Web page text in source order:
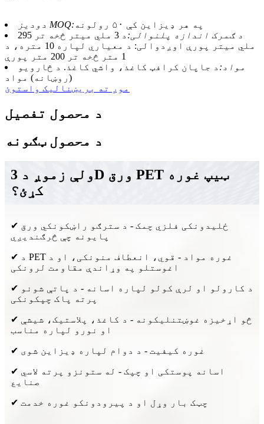
دودیز MOQ:
په هر ډیزاین کې ۵۰ رولونه
د ګمرک اندازه پلنوالی:
د 3 ملي میتر څخه تر 295
ملي میتر پورې اوږدوالی: د معیاري لپاره 10 متره، د
1 متر څخه تر 200 متر پورې
مواد: د جاپان کرافټ کاغذ، واشي کاغذ. د څارویو
(روښانه) مواد
موږ ته بریښنالیک واستوئ
د محصول تفصیل
د محصول ټګونه
ولې زموږ د 3D ورق PET ټیپ غوره
کړئ؟
✔ ځلیدونکی فلزي چمک - د سترګو راښکونکي ورق
پایونه چې څرګندیږي
✔ د PET غوره مواد - قوي، انعطاف منونکی، او د
اغوستلو په وړاندې مقاومت لرونکی
✔ د کارولو او لرې کولو لپاره اسانه - د پاتې شونو
پرته پاک چپکونکی
✔ څو اړخیزه غوښتنلیکونه - د کاغذ، پلاستيک، شیشې
او نورو لپاره مناسب
✔ غوره کیفیت - د دوام لپاره ډیزاین شوی
✔ اسانه پوستکی او چپک - له ستونزو پرته لاسي
صنایع
✔ چټک بار وړل او د پیرودونکو غوره خدمت